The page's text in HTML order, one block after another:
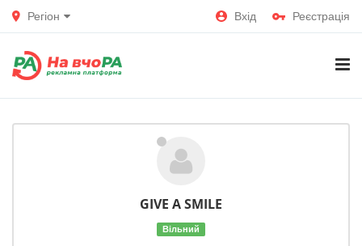
Регіон Вхід Реєстрація
GIVE A SMILE
Вільний